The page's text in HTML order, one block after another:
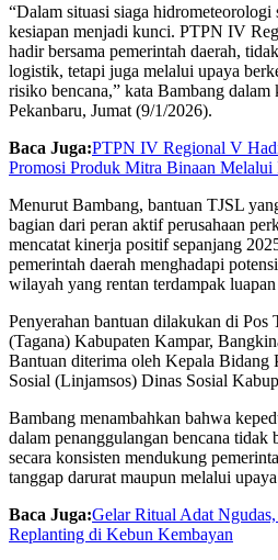
“Dalam situasi siaga hidrometeorologi
kesiapan menjadi kunci. PTPN IV
hadir bersama pemerintah daerah,
logistik, tetapi juga melalui upaya
risiko bencana,” kata Bambang dalam
Pekanbaru, Jumat (9/1/2026).
Baca Juga:PTPN IV Regional V
Promosi Produk Mitra Binaan
Menurut Bambang, bantuan TJSL
bagian dari peran aktif perusahaan
mencatat kinerja positif sepanjang
pemerintah daerah menghadapi
wilayah yang rentan terdampak
Penyerahan bantuan dilakukan di Pos
(Tagana) Kabupaten Kampar,
Bantuan diterima oleh Kepala Bidang
Sosial (Linjamsos) Dinas Sosial
Bambang menambahkan bahwa
dalam penanggulangan bencana tidak
secara konsisten mendukung
tanggap darurat maupun melalui
Baca Juga:Gelar Ritual Adat
Replanting di Kebun Kembayan